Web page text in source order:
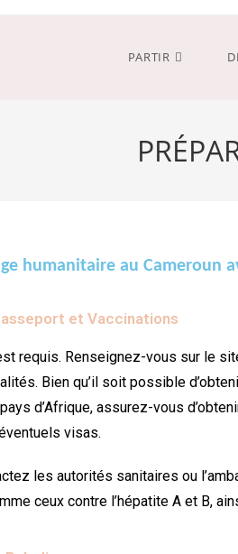
PARTIR
humanitaire au Cameroun
et Vaccinations
requis. Renseignez-vous sur le
Bien qu’il soit possible
d’Afrique, assurez-vous
visas.
les autorités sanitaires ou
ceux contre l’hépatite A et B,